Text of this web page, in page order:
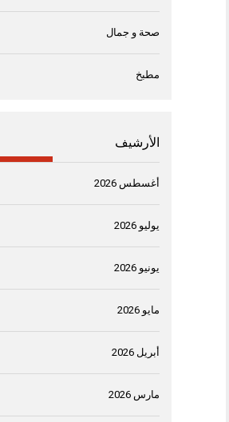
صحة و جمال
مطبخ
الأرشيف
أغسطس 2026
يوليو 2026
يونيو 2026
مايو 2026
أبريل 2026
مارس 2026